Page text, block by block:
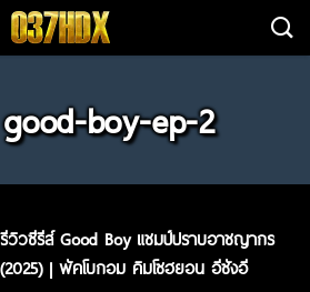
boy-ep-2
รีวิวซีรีส์ Good Boy แชมป์ปราบอาชญากร
(2025) | พัคโบกอม คิมโซฮยอน อีซังอี